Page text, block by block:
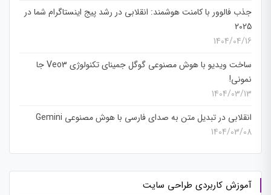
جذب فالوور با کامنت هوشمند: انقلابی در رشد پیج اینستاگرام شما در
2025
1404/04/16
ساخت ویدیو با هوش مصنوعی گوگل جمینای تکنولوژی Veo3 جا
نمونی!
1404/03/13
انقلابی در تبدیل متن به صدای فارسی با هوش مصنوعی Gemini
1404/03/08
آموزش کاربردی طراحی سایت